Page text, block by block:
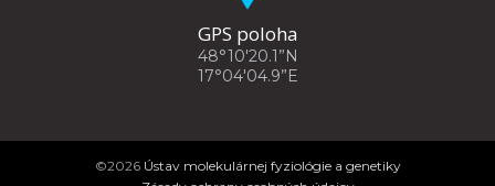
GPS poloha
48°10'20.1”N
17°04'04.9”E
©2026Ústav molekulárnej fyziológie a genetiky